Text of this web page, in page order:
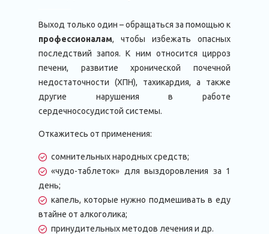
Выход только один – обращаться за помощью к
профессионалам, чтобы избежать опасных
последствий запоя. К ним относится цирроз
печени, развитие хронической почечной
недостаточности (ХПН), тахикардия, а также
другие нарушения в работе
сердечнососудистой системы.
Откажитесь от применения:
сомнительных народных средств;
«чудо-таблеток» для выздоровления за 1
день;
капель, которые нужно подмешивать в еду
втайне от алкоголика;
принудительных методов лечения и др.